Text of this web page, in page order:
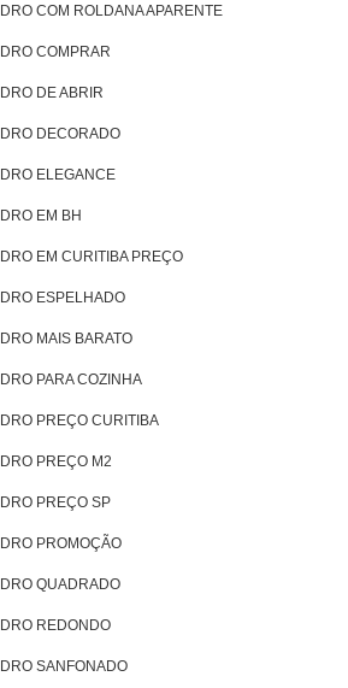
COM ROLDANA APARENTE
COMPRAR
DE ABRIR
DECORADO
ELEGANCE
EM BH
EM CURITIBA PREÇO
ESPELHADO
MAIS BARATO
PARA COZINHA
PREÇO CURITIBA
PREÇO M2
PREÇO SP
PROMOÇÃO
QUADRADO
REDONDO
SANFONADO